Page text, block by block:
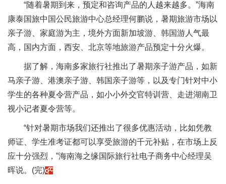
“随着暑期到来，预定和咨询产品的人越来越多。”海南
康泰国旅中国公民旅游中心总经理何鹏说，暑期旅游市场以
亲子游、家庭游为主，境外方面新加坡游、韩国游人气最
高，国内方面，西安、北京等地旅游产品预定十分火爆。
据了解，海南多家旅行社推出了暑期亲子游产品，如新
马亲子游、港澳亲子游、韩国亲子游等，以及专门针对中小
学生的各种夏令营产品，如小小外交官特训营、走进湖南卫
视小记者夏令营等。
“针对暑期市场我们还推出了很多优惠活动，比如凭教
师证、学生准考证都可以享受旅游的千元补贴，在市场上反
应十分强烈，”海南海之缘国际旅行社电子商务中心经理吴
晖说。(完)